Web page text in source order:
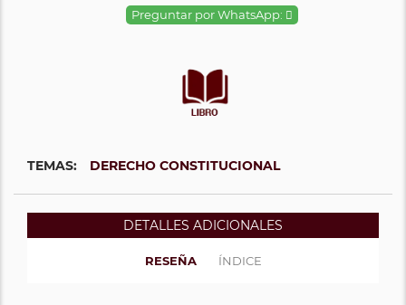
Preguntar por WhatsApp:
TEMAS: DERECHO CONSTITUCIONAL
DETALLES ADICIONALES
RESEÑA ÍNDICE